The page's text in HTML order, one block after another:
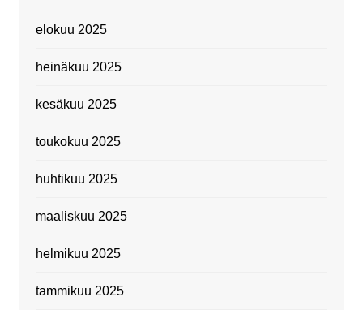
elokuu 2025
heinäkuu 2025
kesäkuu 2025
toukokuu 2025
huhtikuu 2025
maaliskuu 2025
helmikuu 2025
tammikuu 2025